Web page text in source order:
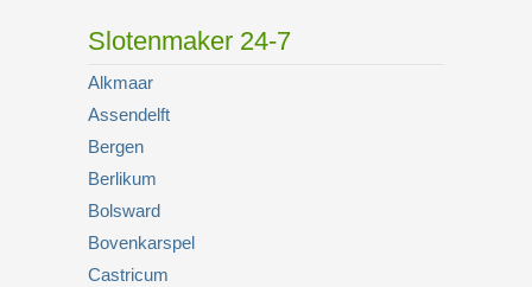
Slotenmaker 24-7
Alkmaar
Assendelft
Bergen
Berlikum
Bolsward
Bovenkarspel
Castricum